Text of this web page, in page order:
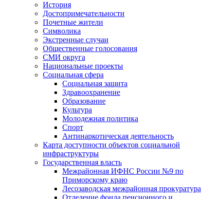
История
Достопримечательности
Почетные жители
Символика
Экстренные случаи
Общественные голосования
СМИ округа
Национальные проекты
Социальная сфера
Социальная защита
Здравоохранение
Образование
Культура
Молодежная политика
Спорт
Антинаркотическая деятельность
Карта доступности объектов социальной
инфраструктуры
Государственная власть
Межрайонная ИФНС России №9 по
Приморскому краю
Лесозаводская межрайонная прокуратура